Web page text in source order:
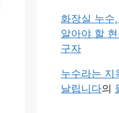
화장실 누수
알아야 할
구자
누수라는 지
날립니다의